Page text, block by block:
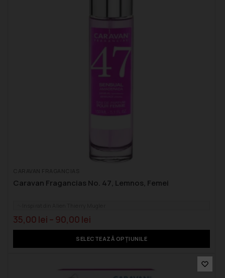
Caravan Fragancias No. 47, Lemnos, Femei
35,00 lei – 90,00 lei
SELECTEAZĂ OPȚIUNILE